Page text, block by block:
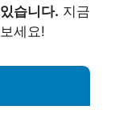
습니다. 지금
세요!